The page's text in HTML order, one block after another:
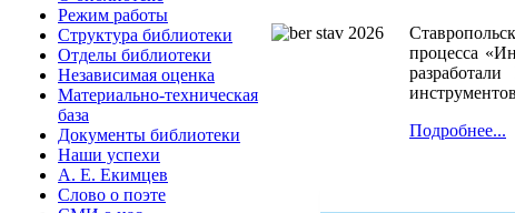
Режим работы
Структура библиотеки
Отделы библиотеки
Независимая оценка
Материально-техническая
база
Документы библиотеки
Наши успехи
А. Е. Екимцев
Слово о поэте
процесса
Подробнее...